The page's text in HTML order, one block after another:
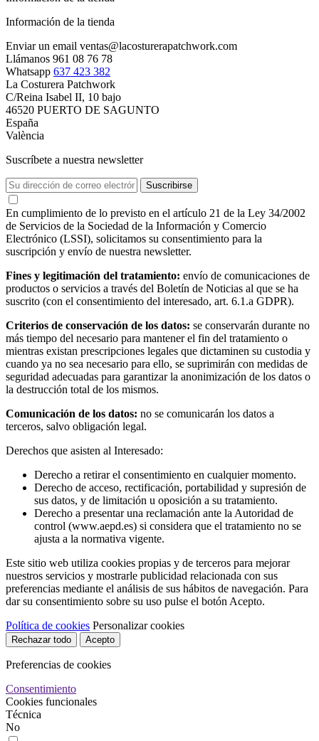
Información de la tienda
Enviar un email ventas@lacosturerapatchwork.com
Llámanos 961 08 76 78
Whatsapp 637 423 382
La Costurera Patchwork
C/Reina Isabel II, 10 bajo
46520 PUERTO DE SAGUNTO
España
València
Suscríbete a nuestra newsletter
En cumplimiento de lo previsto en el artículo 21 de la Ley 34/2002
de Servicios de la Sociedad de la Información y Comercio
Electrónico (LSSI), solicitamos su consentimiento para la
suscripción y envío de nuestra newsletter.
Fines y legitimación del tratamiento: envío de comunicaciones de
productos o servicios a través del Boletín de Noticias al que se ha
suscrito (con el consentimiento del interesado, art. 6.1.a GDPR).
Criterios de conservación de los datos: se conservarán durante no
más tiempo del necesario para mantener el fin del tratamiento o
mientras existan prescripciones legales que dictaminen su custodia y
cuando ya no sea necesario para ello, se suprimirán con medidas de
seguridad adecuadas para garantizar la anonimización de los datos o
la destrucción total de los mismos.
Comunicación de los datos: no se comunicarán los datos a
terceros, salvo obligación legal.
Derechos que asisten al Interesado:
Derecho a retirar el consentimiento en cualquier momento.
Derecho de acceso, rectificación, portabilidad y supresión de
sus datos, y de limitación u oposición a su tratamiento.
Derecho a presentar una reclamación ante la Autoridad de
control (www.aepd.es) si considera que el tratamiento no se
ajusta a la normativa vigente.
Este sitio web utiliza cookies propias y de terceros para mejorar
nuestros servicios y mostrarle publicidad relacionada con sus
preferencias mediante el análisis de sus hábitos de navegación. Para
dar su consentimiento sobre su uso pulse el botón Acepto.
Política de cookies Personalizar cookies
Rechazar todo Acepto
Preferencias de cookies
Consentimiento
Cookies funcionales
Técnica
No